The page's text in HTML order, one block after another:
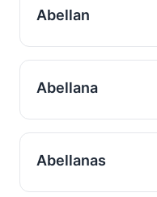
Abellan
Abellana
Abellanas